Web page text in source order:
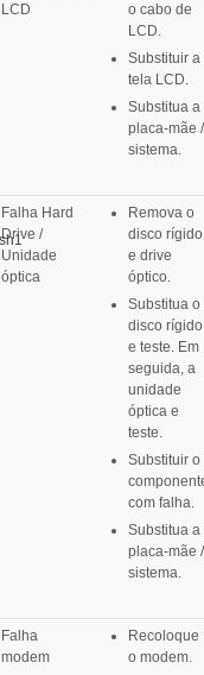
LCD
o cabo de
LCD.
Substituir a
tela LCD.
Substitua a
placa-mãe /
sistema.
Falha Hard
Drive /
Unidade
óptica
Remova o
disco rígido
e drive
óptico.
Substitua o
disco rígido
e teste. Em
seguida, a
unidade
óptica e
teste.
Substituir o
com falha.
Substitua a
placa-mãe /
sistema.
Falha
modem
Recoloque
o modem.